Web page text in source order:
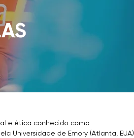
e ética conhecido como
Universidade de Emory (Atlanta, EUA)